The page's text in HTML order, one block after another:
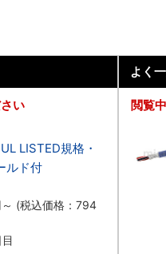
い
LISTED規格・
ルド付
～ (税込価格： 794
よく
閲覧